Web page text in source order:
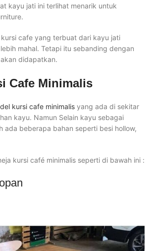
kayu jati ini terlihat menarik untuk
cafe yang terbuat dari kayu jati
mahal. Tetapi itu sebanding dengan
didapatkan.
Cafe Minimalis
kursi cafe minimalis yang ada di sekitar
kayu. Namun Selain kayu sebagai
ada beberapa bahan seperti besi hollow,
kursi café minimalis seperti di bawah ini :